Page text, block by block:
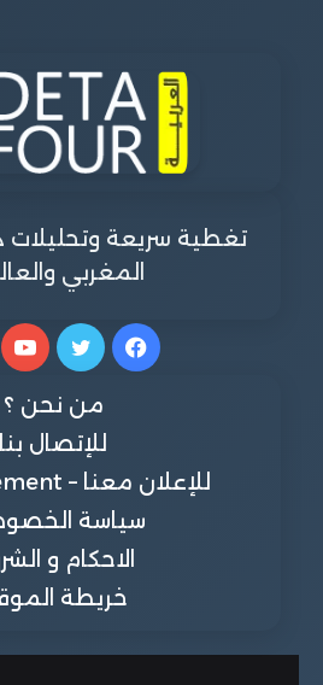
تغطية سريعة
المغربي
فيسبوكتويتر
من نحن ؟
للإتصال بنا
للإعلان معنا – Advertisement
سياسة
الاحكام و
خريطة